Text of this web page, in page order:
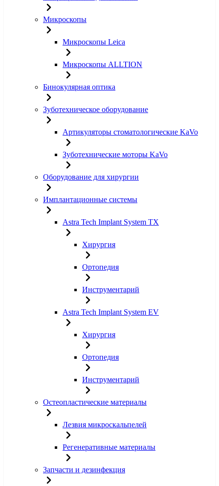
Микроскопы
Микроскопы Leica
Микроскопы ALLTION
Бинокулярная оптика
Зуботехническое оборудование
Артикуляторы стоматологические KaVo
Зуботехнические моторы KaVo
Оборудование для хирургии
Имплантационные системы
Astra Tech Implant System TX
Хирургия
Ортопедия
Инструментарий
Astra Tech Implant System EV
Хирургия
Ортопедия
Инструментарий
Остеопластические материалы
Лезвия микроскальпелей
Регенеративные материалы
Запчасти и дезинфекция